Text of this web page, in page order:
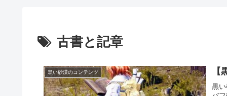
古書と記章
黒い砂漠のコンテンツ
黒